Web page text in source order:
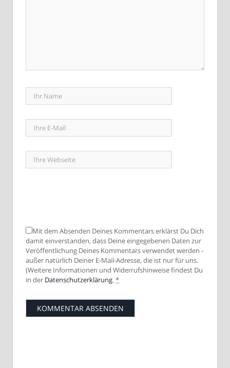
Mit dem Absenden Deines Kommentars erklärst Du Dich
damit einverstanden, dass Deine eingegebenen Daten zur
Veröffentlichung Deines Kommentars verwendet werden -
außer natürlich Deiner E-Mail-Adresse, die ist nur für uns.
(Weitere Informationen und Widerrufshinweise findest Du
in der Datenschutzerklärung.*